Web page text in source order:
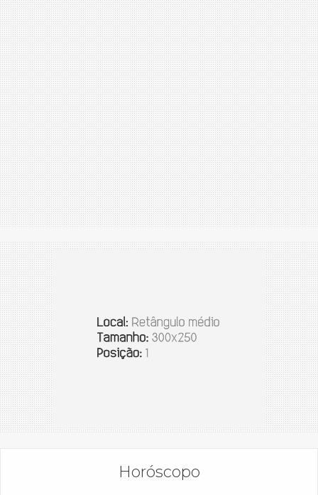
Horóscopo